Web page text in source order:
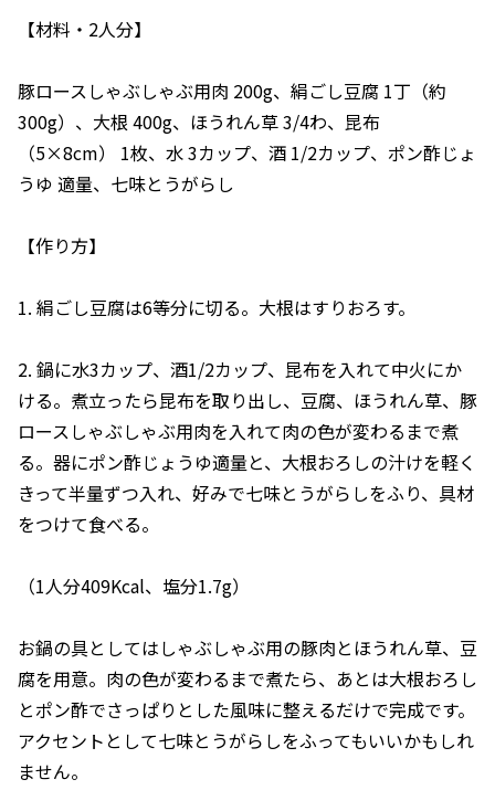
【材料・2人分】
豚ロースしゃぶしゃぶ用肉 200g、絹ごし豆腐 1丁（約
300g）、大根 400g、ほうれん草 3/4わ、昆布
（5×8cm） 1枚、水 3カップ、酒 1/2カップ、ポン酢じょ
うゆ 適量、七味とうがらし
【作り方】
1. 絹ごし豆腐は6等分に切る。大根はすりおろす。
2. 鍋に水3カップ、酒1/2カップ、昆布を入れて中火にか
ける。煮立ったら昆布を取り出し、豆腐、ほうれん草、豚
ロースしゃぶしゃぶ用肉を入れて肉の色が変わるまで煮
る。器にポン酢じょうゆ適量と、大根おろしの汁けを軽く
きって半量ずつ入れ、好みで七味とうがらしをふり、具材
をつけて食べる。
（1人分409Kcal、塩分1.7g）
お鍋の具としてはしゃぶしゃぶ用の豚肉とほうれん草、豆
腐を用意。肉の色が変わるまで煮たら、あとは大根おろし
とポン酢でさっぱりとした風味に整えるだけで完成です。
アクセントとして七味とうがらしをふってもいいかもしれ
ません。